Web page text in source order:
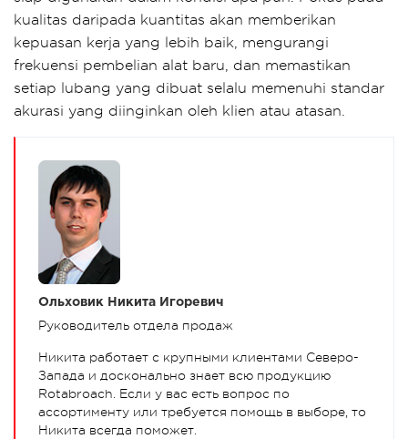
kualitas daripada kuantitas akan memberikan
kepuasan kerja yang lebih baik, mengurangi
frekuensi pembelian alat baru, dan memastikan
setiap lubang yang dibuat selalu memenuhi standar
akurasi yang diinginkan oleh klien atau atasan.
Ольховик Никита Игоревич
Руководитель отдела продаж
Никита работает с крупными клиентами Северо-
Запада и досконально знает всю продукцию
Rotabroach. Если у вас есть вопрос по
ассортименту или требуется помощь в выборе, то
Никита всегда поможет.